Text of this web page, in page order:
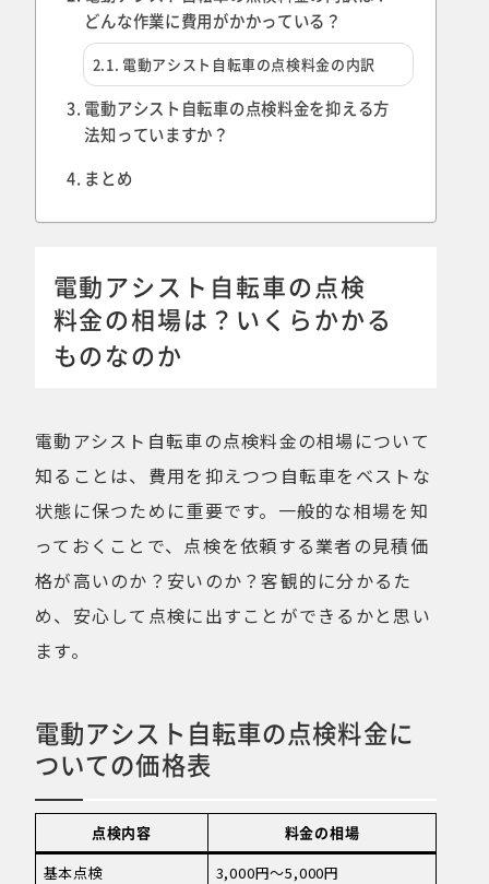
どんな作業に費用がかかっている？
電動アシスト自転車の点検料金の内訳
電動アシスト自転車の点検料金を抑える方
法知っていますか？
まとめ
電動アシスト自転車の点検
料金の相場は？いくらかかる
ものなのか
電動アシスト自転車の点検料金の相場について
知ることは、費用を抑えつつ自転車をベストな
状態に保つために重要です。一般的な相場を知
っておくことで、点検を依頼する業者の見積価
格が高いのか？安いのか？客観的に分かるた
め、安心して点検に出すことができるかと思い
ます。
電動アシスト自転車の点検料金に
ついての価格表
点検内容
料金の相場
基本点検
3,000円〜5,000円